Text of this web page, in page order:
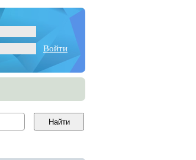
Войти